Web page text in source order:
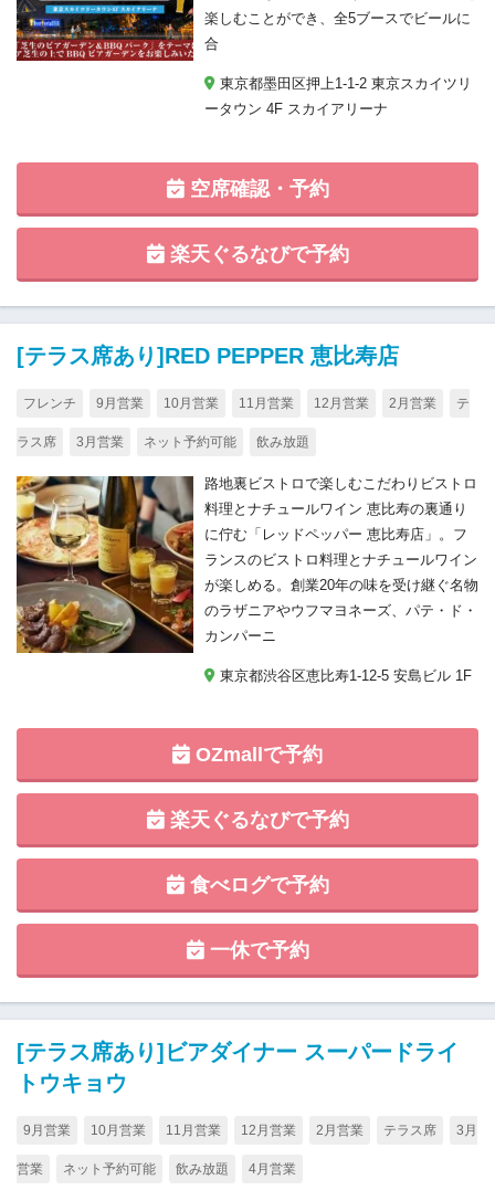
楽しむことができ、全5ブースでビールに
合
東京都墨田区押上1-1-2 東京スカイツリ
ータウン 4F スカイアリーナ
空席確認・予約
楽天ぐるなびで予約
[テラス席あり]RED PEPPER 恵比寿店
フレンチ 9月営業 10月営業 11月営業 12月営業 2月営業 テ
ラス席 3月営業 ネット予約可能 飲み放題
路地裏ビストロで楽しむこだわりビストロ
料理とナチュールワイン 恵比寿の裏通り
に佇む「レッドペッパー 恵比寿店」。フ
ランスのビストロ料理とナチュールワイン
が楽しめる。創業20年の味を受け継ぐ名物
のラザニアやウフマヨネーズ、パテ・ド・
カンパーニ
東京都渋谷区恵比寿1-12-5 安島ビル 1F
OZmallで予約
楽天ぐるなびで予約
食べログで予約
一休で予約
[テラス席あり]ビアダイナー スーパードライ
トウキョウ
9月営業 10月営業 11月営業 12月営業 2月営業 テラス席 3月
営業 ネット予約可能 飲み放題 4月営業